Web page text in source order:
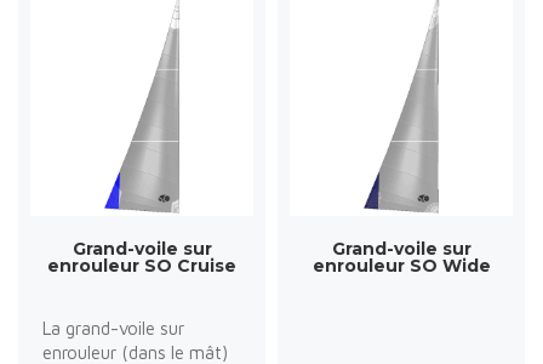
Grand-voile sur
enrouleur SO Cruise
La grand-voile sur
enrouleur (dans le mât)
Grand-voile sur
enrouleur SO Wide